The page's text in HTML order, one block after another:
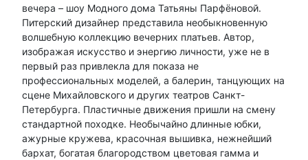
вечера – шоу Модного дома Татьяны Парфёновой.
Питерский дизайнер представила необыкновенную
волшебную коллекцию вечерних платьев. Автор,
изображая искусство и энергию личности, уже не в
первый раз привлекла для показа не
профессиональных моделей, а балерин, танцующих на
сцене Михайловского и других театров Санкт-
Петербурга. Пластичные движения пришли на смену
стандартной походке. Необычайно длинные юбки,
ажурные кружева, красочная вышивка, нежнейший
бархат, богатая благородством цветовая гамма и